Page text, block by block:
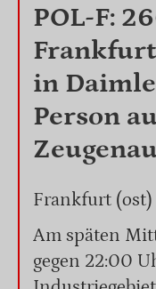
POL-F:
in
Person
Frankfurt (ost)
Am späten
gegen 22:00